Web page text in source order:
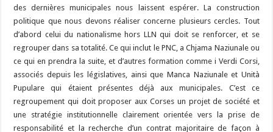
des dernières municipales nous laissent espérer. La construction
politique que nous devons réaliser concerne plusieurs cercles. Tout
d’abord celui du nationalisme hors LLN qui doit se renforcer, et se
regrouper dans sa totalité. Ce qui inclut le PNC, a Chjama Naziunale ou
ce qui en prendra la suite, et d’autres formation comme i Verdi Corsi,
associés depuis les législatives, ainsi que Manca Naziunale et Unità
Pupulare qui étaient présentes déjà aux municipales. C’est ce
regroupement qui doit proposer aux Corses un projet de société et
une stratégie institutionnelle clairement orientée vers la prise de
responsabilité et la recherche d’un contrat majoritaire de façon à